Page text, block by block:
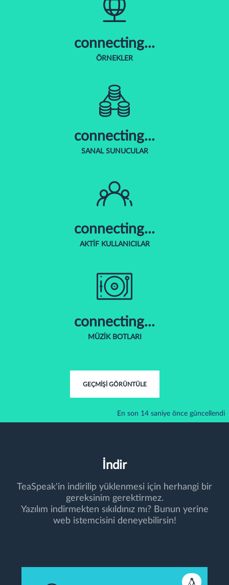
connecting...
ÖRNEKLER
connecting...
SANAL SUNUCULAR
connecting...
AKTIF KULLANICILAR
connecting...
MÜZIK BOTLARI
GEÇMIŞI GÖRÜNTÜLE
En son 14 saniye önce güncellendi
İndir
TeaSpeak'in indirilip yüklenmesi için herhangi bir
gereksinim gerektirmez.
Yazılım indirmekten sıkıldınız mı? Bunun yerine
web istemcisini deneyebilirsin!